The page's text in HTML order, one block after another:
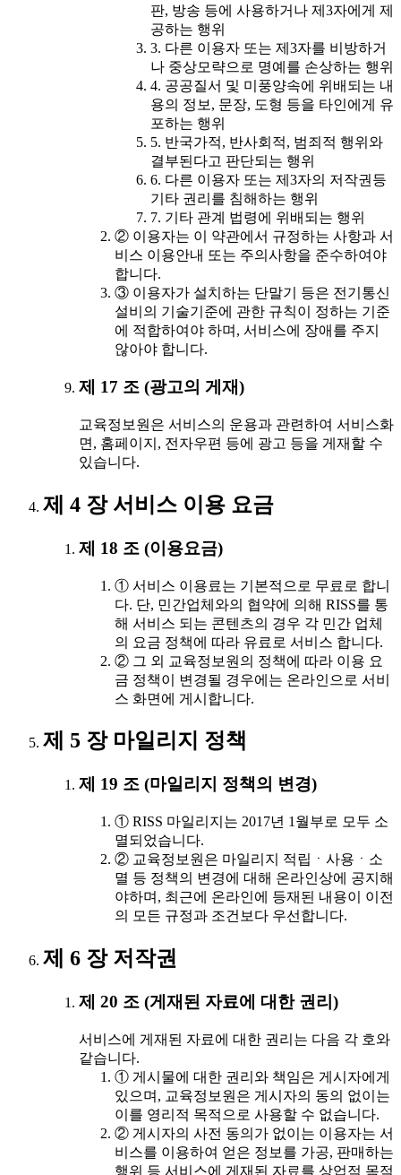
판, 방송 등에 사용하거나 제3자에게 제
공하는 행위
3. 다른 이용자 또는 제3자를 비방하거
나 중상모략으로 명예를 손상하는 행위
4. 공공질서 및 미풍양속에 위배되는 내
용의 정보, 문장, 도형 등을 타인에게 유
포하는 행위
5. 반국가적, 반사회적, 범죄적 행위와
결부된다고 판단되는 행위
6. 다른 이용자 또는 제3자의 저작권등
기타 권리를 침해하는 행위
7. 기타 관계 법령에 위배되는 행위
② 이용자는 이 약관에서 규정하는 사항과 서
비스 이용안내 또는 주의사항을 준수하여야
합니다.
③ 이용자가 설치하는 단말기 등은 전기통신
설비의 기술기준에 관한 규칙이 정하는 기준
에 적합하여야 하며, 서비스에 장애를 주지
않아야 합니다.
제 17 조 (광고의 게재)
교육정보원은 서비스의 운용과 관련하여 서비스화
면, 홈페이지, 전자우편 등에 광고 등을 게재할 수
있습니다.
제 4 장 서비스 이용 요금
제 18 조 (이용요금)
① 서비스 이용료는 기본적으로 무료로 합니
다. 단, 민간업체와의 협약에 의해 RISS를 통
해 서비스 되는 콘텐츠의 경우 각 민간 업체
의 요금 정책에 따라 유료로 서비스 합니다.
② 그 외 교육정보원의 정책에 따라 이용 요
금 정책이 변경될 경우에는 온라인으로 서비
스 화면에 게시합니다.
제 5 장 마일리지 정책
제 19 조 (마일리지 정책의 변경)
① RISS 마일리지는 2017년 1월부로 모두 소
멸되었습니다.
② 교육정보원은 마일리지 적립ㆍ사용ㆍ소
멸 등 정책의 변경에 대해 온라인상에 공지해
야하며, 최근에 온라인에 등재된 내용이 이전
의 모든 규정과 조건보다 우선합니다.
제 6 장 저작권
제 20 조 (게재된 자료에 대한 권리)
서비스에 게재된 자료에 대한 권리는 다음 각 호와
같습니다.
① 게시물에 대한 권리와 책임은 게시자에게
있으며, 교육정보원은 게시자의 동의 없이는
이를 영리적 목적으로 사용할 수 없습니다.
② 게시자의 사전 동의가 없이는 이용자는 서
비스를 이용하여 얻은 정보를 가공, 판매하는
행위 등 서비스에 게재된 자료를 상업적 목적